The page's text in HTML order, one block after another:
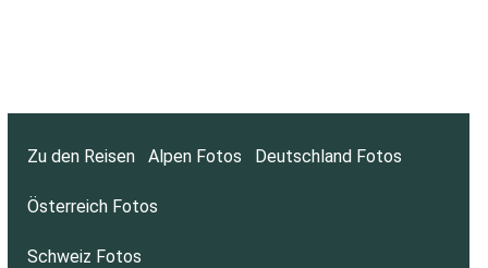
Zu den Reisen Alpen Fotos Deutschland Fotos
Österreich Fotos
Schweiz Fotos